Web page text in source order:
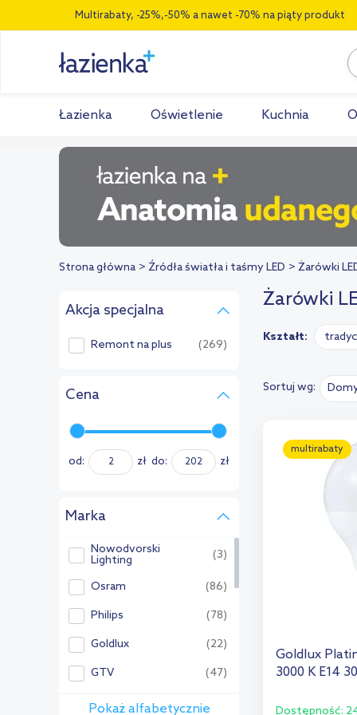
Multirabaty, -25%,-50% a nawet -70% na piąty produkt
Łazienka Oświetlenie Kuchnia
Strona główna Źródła światła i taśmy LED Żarówki
Akcja specjalna
Remont na plus (269)
Cena
od: zł do: zł
Marka
Nowodvorski
Lighting
(3)
Osram (86)
Philips (78)
Goldlux (22)
GTV (47)
Nordlux
Pokaż alfabetycznie
Żarówki
Kształt:
Sortuj wg:
multirabaty
Goldlux
3000 K E14
Dostępność: